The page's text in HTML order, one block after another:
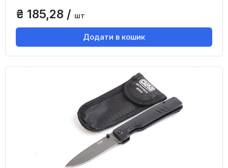
₴ 185,28 / шт
Додати в кошик